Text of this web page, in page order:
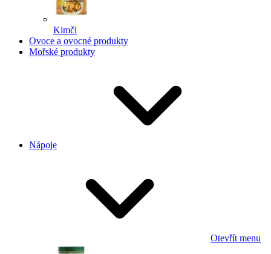
Kimči
Ovoce a ovocné produkty
Mořské produkty
Nápoje
Otevřít menu